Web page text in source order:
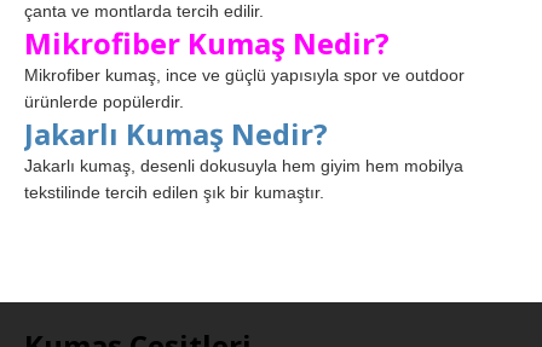
çanta ve montlarda tercih edilir.
Mikrofiber Kumaş Nedir?
Mikrofiber kumaş, ince ve güçlü yapısıyla spor ve outdoor
ürünlerde popülerdir.
Jakarlı Kumaş Nedir?
Jakarlı kumaş, desenli dokusuyla hem giyim hem mobilya
tekstilinde tercih edilen şık bir kumaştır.